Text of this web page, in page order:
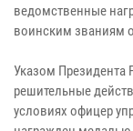
ведомственные
воинским званиям
Указом Президента
решительные
условиях офицер